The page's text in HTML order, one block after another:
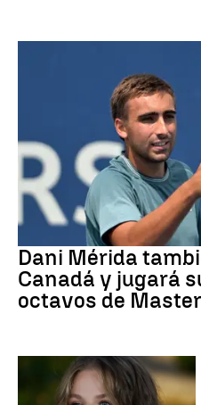
Dani Mérida
Canadá y jugará
octavos de